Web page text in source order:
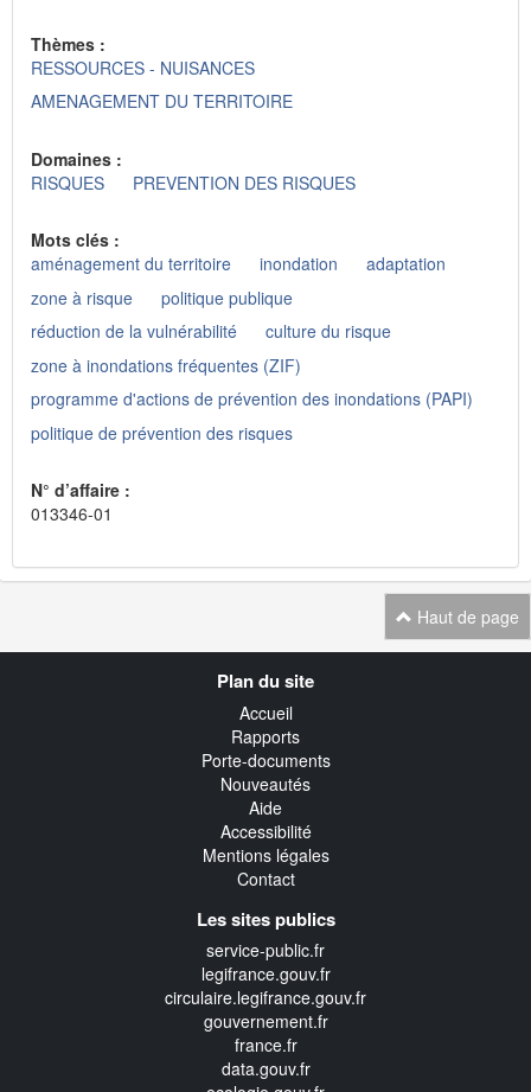
Thèmes :
RESSOURCES - NUISANCES
AMENAGEMENT DU TERRITOIRE
Domaines :
RISQUES
PREVENTION DES RISQUES
Mots clés :
aménagement du territoire
inondation
adaptation
zone à risque
politique publique
réduction de la vulnérabilité
culture du risque
zone à inondations fréquentes (ZIF)
programme d'actions de prévention des inondations (PAPI)
politique de prévention des risques
N° d’affaire :
013346-01
Haut de page
Plan du site
Accueil
Rapports
Porte-documents
Nouveautés
Aide
Accessibilité
Mentions légales
Contact
Les sites publics
service-public.fr
legifrance.gouv.fr
circulaire.legifrance.gouv.fr
gouvernement.fr
france.fr
data.gouv.fr